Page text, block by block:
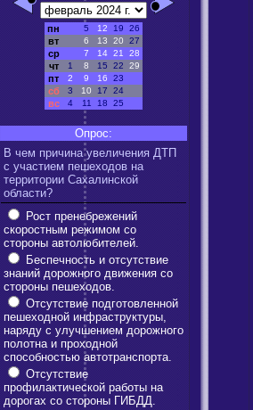
пн 5 12 19 26
вт 6 13 20 27
ср 7 14 21 28
чт 1 8 15 22 29
пт 2 9 16 23
сб 3 10 17 24
вс 4 11 18 25
Опрос:
В чем причина увеличения ДТП
с участием пешеходов на
территории Сахалинской
области?
Рост пренебрежений
скоростным режимом со
стороны автолюбителей.
Беспечность и отсутствие
знаний дорожного движения со
стороны пешеходов.
Отсутствие подготовленной
пешеходной инфраструктуры,
наряду с улучшением дорожного
полотна и проходной
способностью автотранспорта.
Отсутствие
профилактической работы на
дорогах со стороны ГИБДД.